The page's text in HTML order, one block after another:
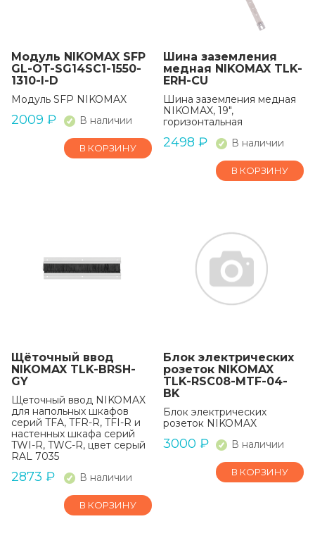
Модуль NIKOMAX SFP
GL-OT-SG14SC1-1550-
1310-I-D
Модуль SFP NIKOMAX
2009 ₽ В наличии
В КОРЗИНУ
Шина заземления
медная NIKOMAX TLK-
ERH-CU
Шина заземления медная
NIKOMAX, 19",
горизонтальная
2498 ₽ В наличии
В КОРЗИНУ
Щёточный ввод
NIKOMAX TLK-BRSH-
GY
Щеточный ввод NIKOMAX
для напольных шкафов
серий TFA, TFR-R, TFI-R и
настенных шкафа серий
TWI-R, TWC-R, цвет серый
RAL 7035
2873 ₽ В наличии
В КОРЗИНУ
Блок электрических
розеток NIKOMAX
TLK-RSC08-MTF-04-
BK
Блок электрических
розеток NIKOMAX
3000 ₽ В наличии
В КОРЗИНУ